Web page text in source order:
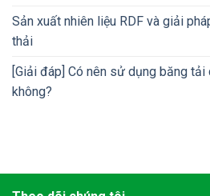
Sản xuất nhiên liệu RDF và giải
thải
[Giải đáp] Có nên sử dụng băng tải
không?